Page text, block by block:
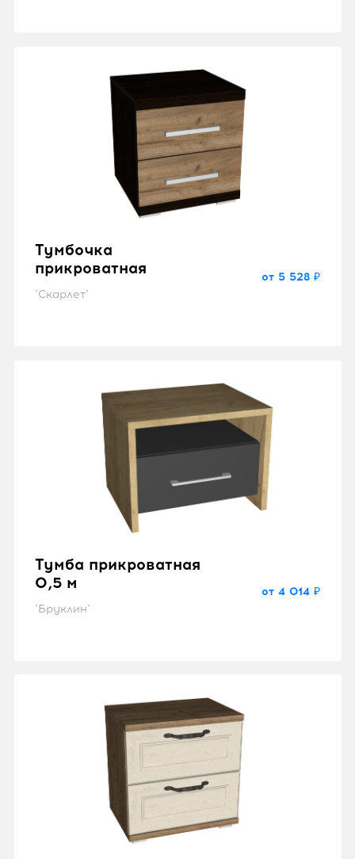
Тумбочка
прикроватная
"Скарлет"
от 5 528 ₽
Тумба прикроватная
0,5 м
"Бруклин"
от 4 014 ₽